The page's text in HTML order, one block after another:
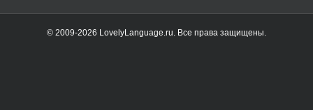
© 2009-2026 LovelyLanguage.ru. Все права защищены.